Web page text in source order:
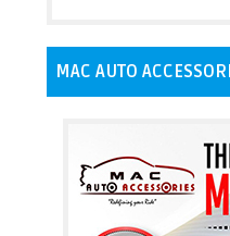
MAC AUTO